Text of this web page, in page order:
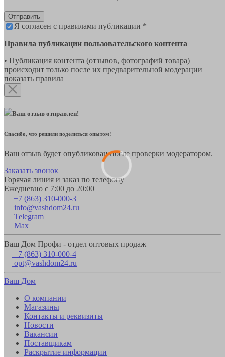
Отправить
Я согласен с правилами публикации *
Правила публикации пользовательского контента
• Публикация контента (отзывов, фотографий товара)
происходит только после их предварительной модерации
показать правила
Ваш отзыв отправлен!
Спасибо, что решили поделиться опытом!
Ваш отзыв будет опубликован после проверки модератором.
Заказать звонок
Горячая линия и заказ по телефону
Ежедневно с 7:00 до 20:00
+7 (863) 310-000-3
info@vashdom24.ru
Telegram
Max
Ваш Дом Профи - отдел оптовых продаж
+7 (863) 310-000-4
opt@vashdom24.ru
Ваш Дом
О компании
Магазины
Контакты и реквизиты
Новости
Вакансии
Поставщикам
Раскрытие информации